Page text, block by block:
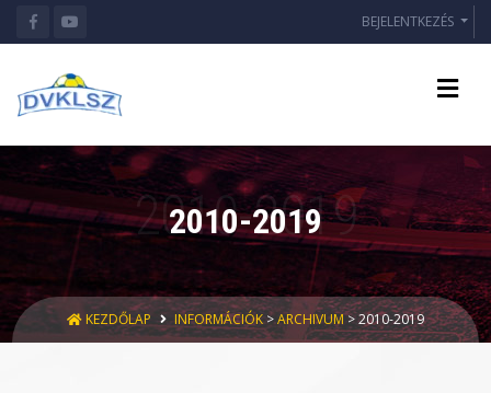
BEJELENTKEZÉS
2010-2019
KEZDŐLAP INFORMÁCIÓK>ARCHIVUM> 2010-2019